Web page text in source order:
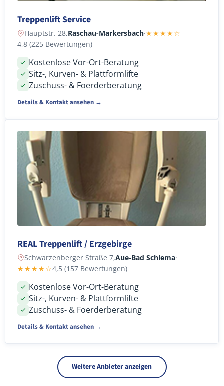
Treppenlift Service
Hauptstr. 28,Raschau-Markersbach·★★★★☆
4,8 (225 Bewertungen)
Kostenlose Vor-Ort-Beratung
Sitz-, Kurven- & Plattformlifte
Zuschuss- & Foerderberatung
Details & Kontakt ansehen →
REAL Treppenlift / Erzgebirge
Schwarzenberger Straße 7,Aue-Bad Schlema·
★★★★☆4,5 (157 Bewertungen)
Kostenlose Vor-Ort-Beratung
Sitz-, Kurven- & Plattformlifte
Zuschuss- & Foerderberatung
Details & Kontakt ansehen →
Weitere Anbieter anzeigen